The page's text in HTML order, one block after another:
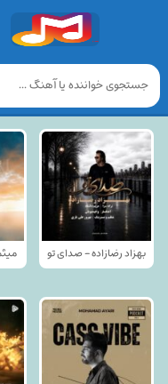
بهزاد رضازاده - صدای تو